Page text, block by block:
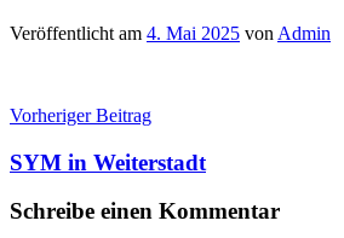
Veröffentlicht am 4. Mai 2025 von Admin
Beitragsnavigation
Vorheriger Beitrag
SYM in Weiterstadt
Schreibe einen Kommentar